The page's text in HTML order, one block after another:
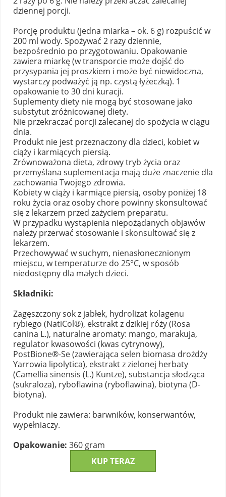
dziennej porcji.
Porcję produktu (jedna miarka – ok. 6 g) rozpuścić w
200 ml wody. Spożywać 2 razy dziennie,
bezpośrednio po przygotowaniu. Opakowanie
zawiera miarkę (w transporcie może dojść do
przysypania jej proszkiem i może być niewidoczna,
wystarczy podważyć ją np. czystą łyżeczką). 1
opakowanie to 30 dni kuracji.
Suplementy diety nie mogą być stosowane jako
substytut zróżnicowanej diety.
Nie przekraczać porcji zalecanej do spożycia w ciągu
dnia.
Produkt nie jest przeznaczony dla dzieci, kobiet w
ciąży i karmiących piersią.
Zrównoważona dieta, zdrowy tryb życia oraz
przemyślana suplementacja mają duże znaczenie dla
zachowania Twojego zdrowia.
Kobiety w ciąży i karmiące piersią, osoby poniżej 18
roku życia oraz osoby chore powinny skonsultować
się z lekarzem przed zażyciem preparatu.
W przypadku wystąpienia niepożądanych objawów
należy przerwać stosowanie i skonsultować się z
lekarzem.
Przechowywać w suchym, nienasłonecznionym
miejscu, w temperaturze do 25°C, w sposób
niedostępny dla małych dzieci.
Składniki:
Zagęszczony sok z jabłek, hydrolizat kolagenu
rybiego (NatiCol®), ekstrakt z dzikiej róży (Rosa
canina L.), naturalne aromaty: mango, marakuja,
regulator kwasowości (kwas cytrynowy),
PostBione®-Se (zawierająca selen biomasa drożdży
Yarrowia lipolytica), ekstrakt z zielonej herbaty
(Camellia sinensis (L.) Kuntze), substancja słodząca
(sukraloza), ryboflawina (ryboflawina), biotyna (D-
biotyna).
Produkt nie zawiera: barwników, konserwantów,
wypełniaczy.
Opakowanie: 360 gram
KUP TERAZ